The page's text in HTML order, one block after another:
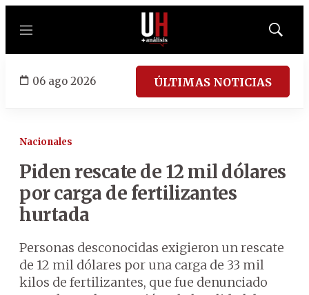
Menú
Mostrar
06 ago 2026 ÚLTIMAS NOTICIAS
Nacionales
Piden rescate de 12 mil dólares
por carga de fertilizantes
hurtada
Personas desconocidas exigieron un rescate
de 12 mil dólares por una carga de 33 mil
kilos de fertilizantes, que fue denunciado